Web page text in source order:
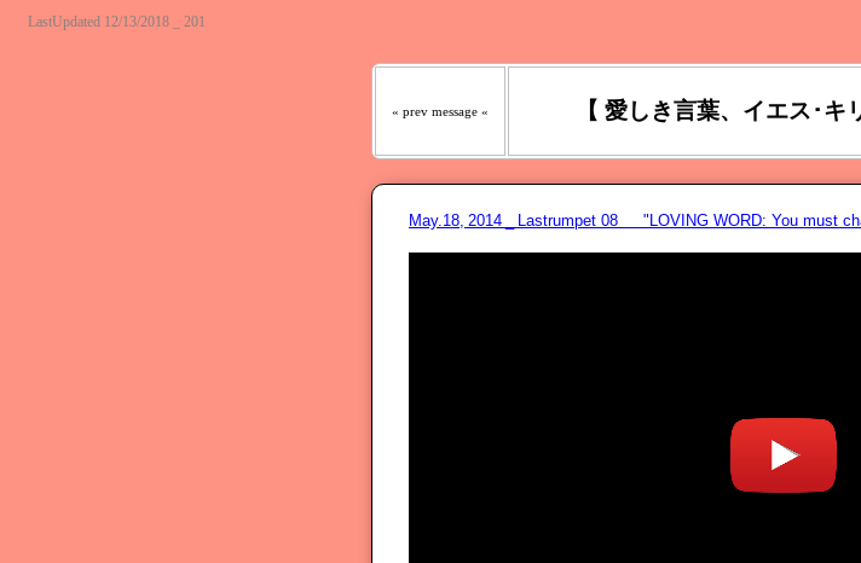
LastUpdated 12/13/2018 _ 201
« prev message « 【 愛しき言葉、イエス･キ
May.18, 2014 _ Lastrumpet 08 "LOVING WORD: You must